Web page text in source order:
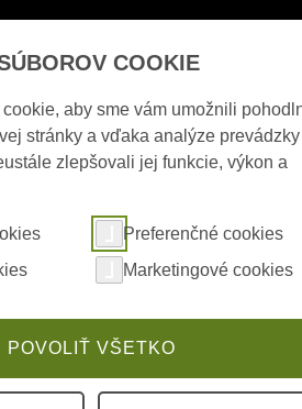
ZABEZPEČOVACIE SYSTÉMY
systémy AJAX
COOKIE
aby sme vám umožnili
stránky a vďaka analýze prevádzky
zlepšovali jej funkcie, výkon a
Preferenčné cookies
Marketingové cookies
POVOLIŤ VŠETKO